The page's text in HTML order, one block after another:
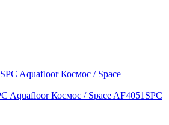
Aquafloor Космос / Space AF4051SPC